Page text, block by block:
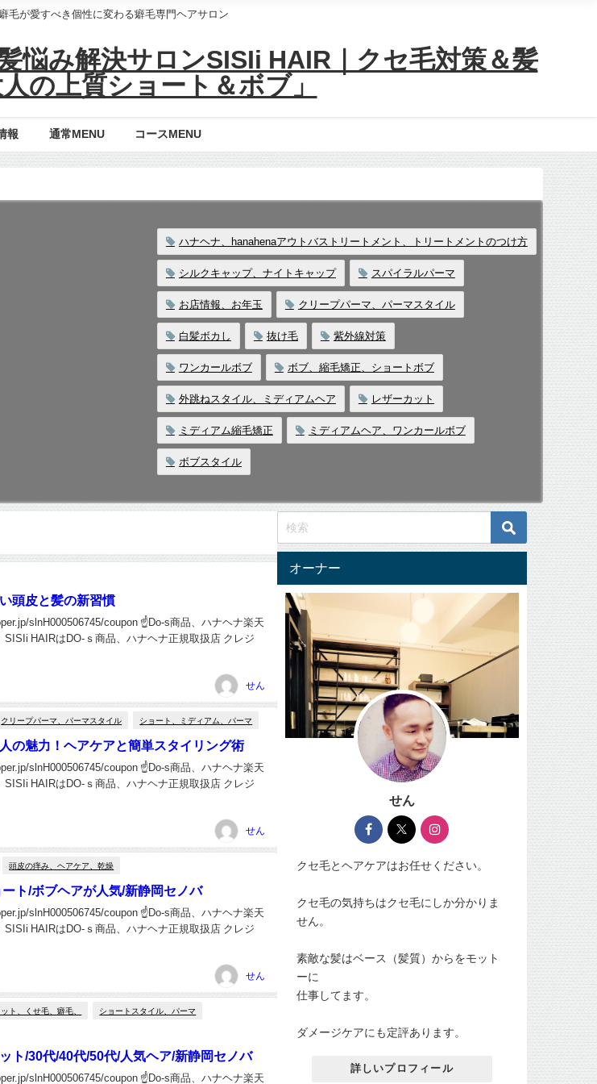
毛が愛すべき個性に変わる癖毛専門ヘアサロン
悩み解決サロンSISIi HAIR｜クセ毛対策＆髪
の上質ショート＆ボブ」
報 通常MENU コースMENU
ハナヘナ、hanahenaアウトバストリートメント、トリートメントのつけ方
シルクキャップ、ナイトキャップ スパイラルパーマ
お店情報、お年玉 クリープパーマ、パーマスタイル
白髪ボカし 抜け毛 紫外線対策
ワンカールボブ ボブ、縮毛矯正、ショートボブ
外跳ねスタイル、ミディアムヘア レザーカット
ミディアム縮毛矯正 ミディアムヘア、ワンカールボブ
ボブスタイル
頭皮と髪の新習慣
slnH000506745/coupon ☝Do-s商品、ハナヘナ楽天
HAIRはDO-ｓ商品、ハナヘナ正規取扱店 クレジ
せん
クリープパーマ、パーマスタイル ショート、ミディアム、パーマ
の魅力！ヘアケアと簡単スタイリング術
slnH000506745/coupon ☝Do-s商品、ハナヘナ楽天
HAIRはDO-ｓ商品、ハナヘナ正規取扱店 クレジ
せん
頭皮の痒み、ヘアケア、乾燥
ト/ボブヘアが人気/新静岡セノバ
slnH000506745/coupon ☝Do-s商品、ハナヘナ楽天
HAIRはDO-ｓ商品、ハナヘナ正規取扱店 クレジ
せん
ト、くせ毛、癖毛、 ショートスタイル、パーマ
ト/30代/40代/50代/人気ヘア/新静岡セノバ
slnH000506745/coupon ☝Do-s商品、ハナヘナ楽天
オーナー
せん
クセ毛とヘアケアはお任せください。
クセ毛の気持ちはクセ毛にしか分かりま
せん。
素敵な髪はベース（髪質）からをモット
ーに
仕事してます。
ダメージケアにも定評あります。
詳しいプロフィール